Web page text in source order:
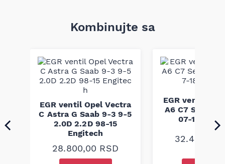
Continental je prepoznatljiv po dugotrajnosti i preciznoj
stabilnost rada pri različitim uslovima opterećenja, što
omogućava pouzdan rad pomoćnih sistema vozila.
Kombinujte sa
EGR ventil Opel Vectra
C Astra G Saab 9-3 9-5
2.0D 2.2D 98-15
Engitech
28.800,00 RSD
EGR ventil
A6 C7 Seat
07-18
32.460,00